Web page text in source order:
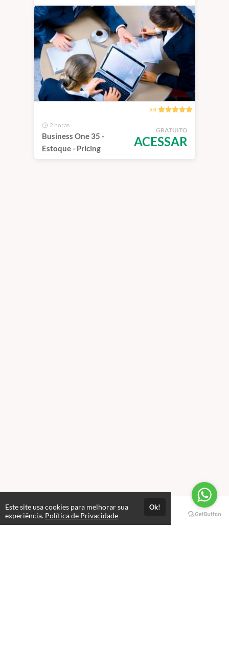
Implementação
5.0
2 horas
Business One 35 -
Estoque - Pricing
GRATUITO
ACESSAR
Páginas
Este site usa cookies para melhorar sua
experiência. Política de Privacidade
Ok!